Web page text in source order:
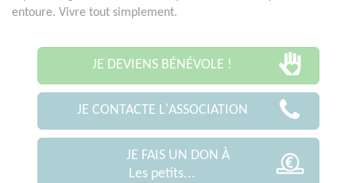
entoure. Vivre tout simplement.
JE DEVIENS BÉNÉVOLE !
JE CONTACTE L'ASSOCIATION
JE FAIS UN DON À
Les petits...